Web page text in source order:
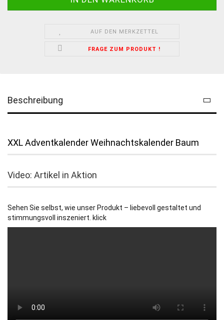
AUF DEN MERKZETTEL
FRAGE ZUM PRODUKT !
Beschreibung
XXL Adventkalender Weihnachtskalender Baum
Video: Artikel in Aktion
Sehen Sie selbst, wie unser Produkt – liebevoll gestaltet und
stimmungsvoll inszeniert. klick